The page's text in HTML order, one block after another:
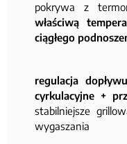
pokrywa z
właściwą
ciągłego
regulacja
cyrkulacyjne +
stabilniejsze
wygaszania